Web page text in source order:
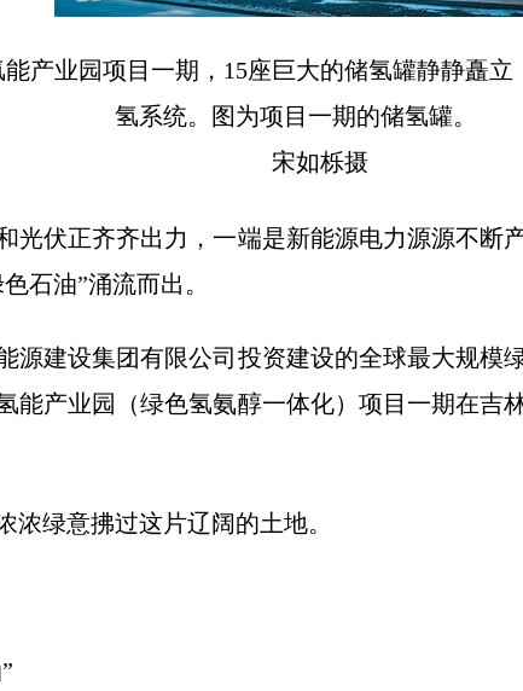
业园项目一期，15座巨大的储氢罐静静矗立
氢系统。图为项目一期的储氢罐。
宋如栎摄
伏正齐齐出力，一端是新能源电力源源不断
石油”涌流而出。
建设集团有限公司投资建设的全球最大规模
产业园（绿色氢氨醇一体化）项目一期在吉
绿意拂过这片辽阔的土地。